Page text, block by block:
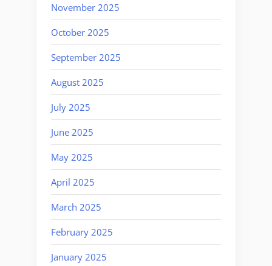
November 2025
October 2025
September 2025
August 2025
July 2025
June 2025
May 2025
April 2025
March 2025
February 2025
January 2025